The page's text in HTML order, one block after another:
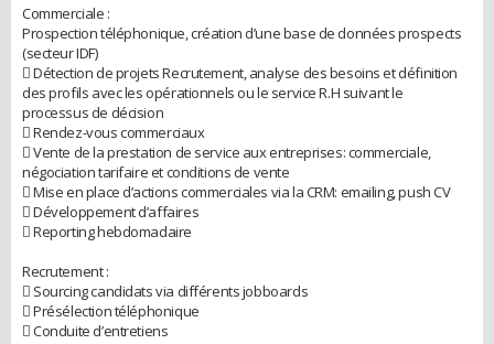
Commerciale :
Prospection téléphonique, création d’une base de données prospects
(secteur IDF)
 Détection de projets Recrutement, analyse des besoins et définition
des profils avec les opérationnels ou le service R.H suivant le
processus de décision
 Rendez-vous commerciaux
 Vente de la prestation de service aux entreprises: commerciale,
négociation tarifaire et conditions de vente
 Mise en place d’actions commerciales via la CRM: emailing, push CV
 Développement d’affaires
 Reporting hebdomadaire
Recrutement :
 Sourcing candidats via différents jobboards
 Présélection téléphonique
 Conduite d’entretiens